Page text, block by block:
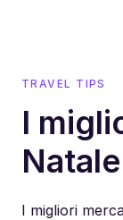
TRAVEL TIPS
I
I migliori